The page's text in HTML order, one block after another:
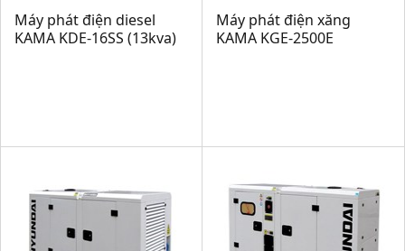
Máy phát điện diesel
KAMA KDE-16SS (13kva)
Máy phát điện xăng
KAMA KGE-2500E